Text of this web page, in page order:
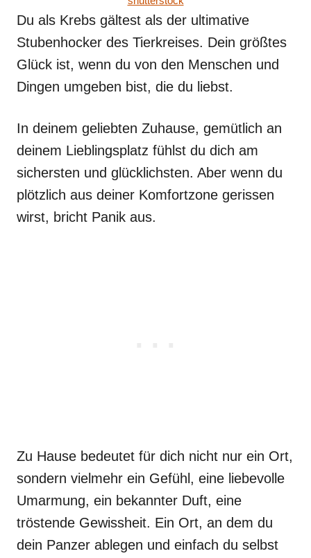
Du als Krebs gältest als der ultimative
Stubenhocker des Tierkreises. Dein größtes
Glück ist, wenn du von den Menschen und
Dingen umgeben bist, die du liebst.
In deinem geliebten Zuhause, gemütlich an
deinem Lieblingsplatz fühlst du dich am
sichersten und glücklichsten. Aber wenn du
plötzlich aus deiner Komfortzone gerissen
wirst, bricht Panik aus.
Zu Hause bedeutet für dich nicht nur ein Ort,
sondern vielmehr ein Gefühl, eine liebevolle
Umarmung, ein bekannter Duft, eine
tröstende Gewissheit. Ein Ort, an dem du
dein Panzer ablegen und einfach du selbst